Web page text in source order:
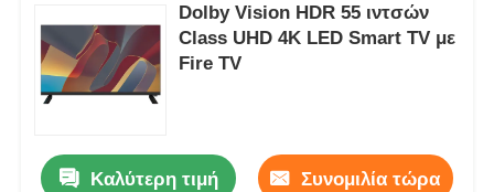
Dolby Vision HDR 55 ιντσών
Class UHD 4K LED Smart TV με
Fire TV
Καλύτερη τιμή Συνομιλία τώρα